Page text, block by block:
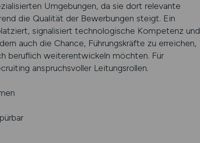
Umgebungen, da sie dort relevante
die Qualität der Bewerbungen steigt. Ein
signalisiert technologische Kompetenz und
auch die Chance, Führungskräfte zu erreichen,
beruflich weiterentwickeln möchten. Für
anspruchsvoller Leitungsrollen.